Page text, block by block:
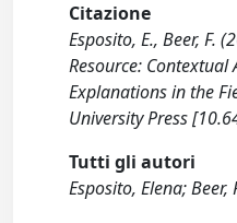
Citazione
Esposito, E., Beer, F.
Resource:
Explanations in the
University Press
Tutti gli autori
Esposito, Elena; Beer,